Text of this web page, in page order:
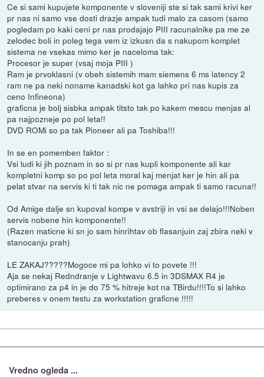
Ce si sami kupujete komponente v sloveniji ste si tak sami krivi ker
pr nas ni samo vse dosti drazje ampak tudi malo za casom (samo
pogledam po kaki ceni pr nas prodajajo PIII racunalnike pa me ze
zelodec boli in poleg tega vem iz izkusn da s nakupom komplet
sistema ne vsekas mimo ker je naceloma tak:
Procesor je super (vsaj moja PIII )
Ram je prvoklasni (v obeh sistemih mam siemens 6 ms latency 2
ram ne pa neki noname kanadski kot ga lahko pri nas kupis za
ceno Infineona)
graficna je bolj sisbka ampak titsto tak po kakem mescu menjas al
pa najpozneje po pol leta!!
DVD ROMi so pa tak Pioneer ali pa Toshiba!!!
In se en pomemben faktor :
Vsi ludi ki jih poznam in so si pr nas kupli komponente ali kar
kompletni komp so po pol leta moral kaj menjat ker je hin ali pa
pelat stvar na servis ki ti tak nic ne pomaga ampak ti samo racuna!!
Od Amige dalje sn kupoval kompe v avstriji in vsi se delajo!!!Noben
servis nobene hin komponente!!
(Razen maticne ki sn jo sam hinrihtav ob flasanjuin zaj zbira neki v
stanocanju prah)
LE ZAKAJ?????Mogoce mi pa lohko vi to povete !!!
Aja se nekaj Redndranje v Lightwavu 6.5 in 3DSMAX R4 je
optimirano za p4 in je do 75 % hitreje kot na TBirdu!!!!To si lahko
preberes v onem testu za workstation graficne !!!!!
Vredno ogleda ...